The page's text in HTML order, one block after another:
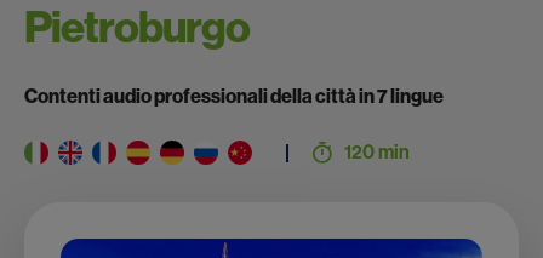
Pietroburgo
Contenti audio professionali della città in 7 lingue
120 min